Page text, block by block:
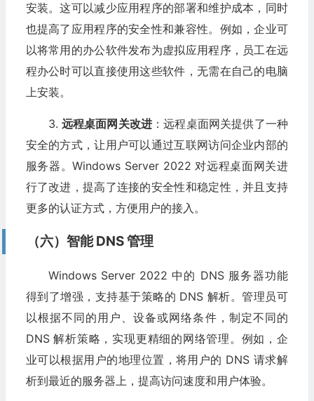
安装。这可以减少应用程序的部署和维护成本，同时
也提高了应用程序的安全性和兼容性。例如，企业可
以将常用的办公软件发布为虚拟应用程序，员工在远
程办公时可以直接使用这些软件，无需在自己的电脑
上安装。
3. 远程桌面网关改进 ：远程桌面网关提供了一种
安全的方式，让用户可以通过互联网访问企业内部的
服务器。Windows Server 2022 对远程桌面网关进
行了改进，提高了连接的安全性和稳定性，并且支持
更多的认证方式，方便用户的接入。
（六）智能 DNS 管理
Windows Server 2022 中的 DNS 服务器功能
得到了增强，支持基于策略的 DNS 解析。管理员可
以根据不同的用户、设备或网络条件，制定不同的
DNS 解析策略，实现更精细的网络管理。例如，企
业可以根据用户的地理位置，将用户的 DNS 请求解
析到最近的服务器上，提高访问速度和用户体验。